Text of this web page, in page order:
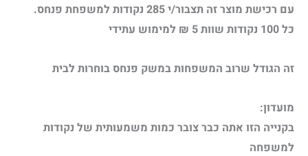
עם רכישת מוצר זה תצבור/י 285 נקודות למשפחת פנחס.
כל 100 נקודות שוות 5 ₪ למימוש עתידי
זה הגודל שרוב המשפחות במשק פנחס בוחרות לבית
מועדון:
בקנייה הזו אתה כבר צובר כמות משמעותית של נקודות
למשפחה